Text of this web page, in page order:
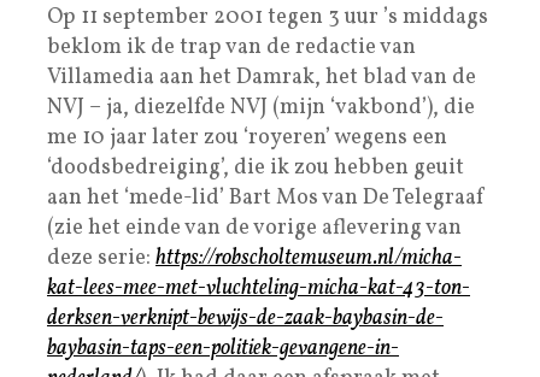
Op 11 september 2001 tegen 3 uur ’s middags
beklom ik de trap van de redactie van
Villamedia aan het Damrak, het blad van de
NVJ – ja, diezelfde NVJ (mijn ‘vakbond’), die
me 10 jaar later zou ‘royeren’ wegens een
‘doodsbedreiging’, die ik zou hebben geuit
aan het ‘mede-lid’ Bart Mos van De Telegraaf
(zie het einde van de vorige aflevering van
deze serie: https://robscholtemuseum.nl/micha-
kat-lees-mee-met-vluchteling-micha-kat-43-ton-
derksen-verknipt-bewijs-de-zaak-baybasin-de-
baybasin-taps-een-politiek-gevangene-in-